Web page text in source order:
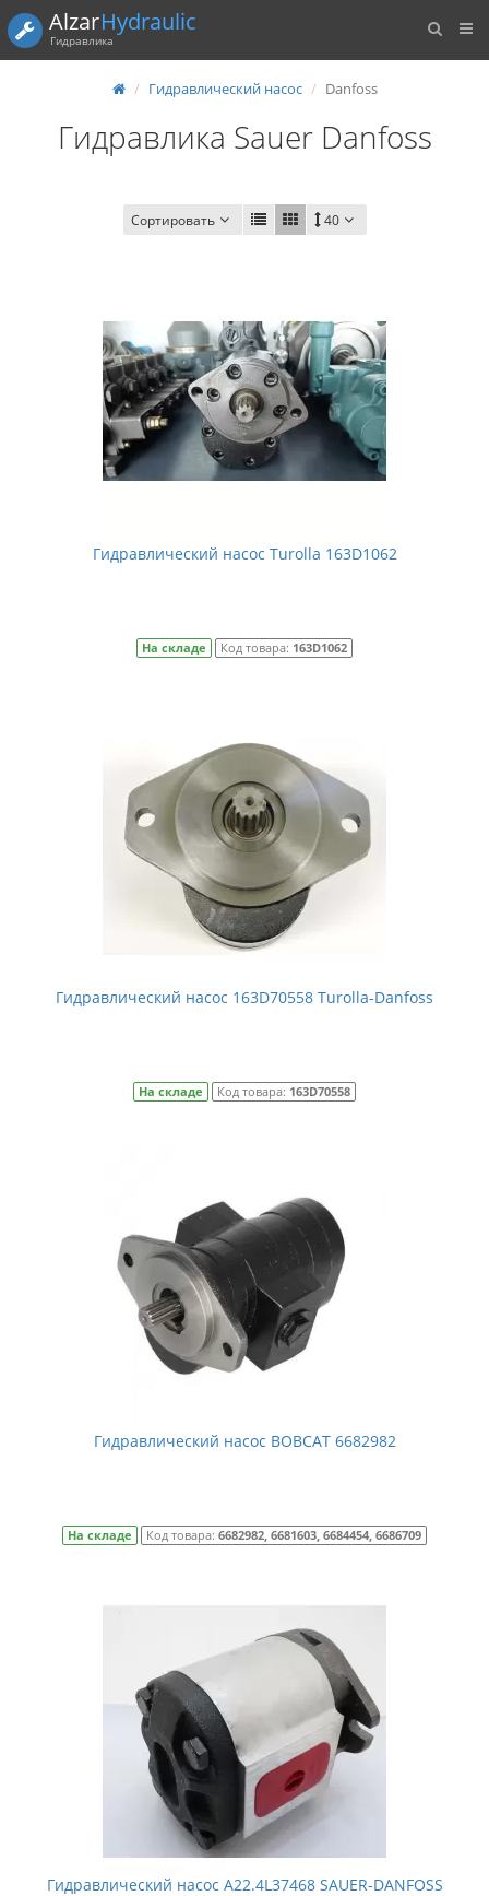
AlzarHydraulic
Гидравлика
Гидравлический насос Danfoss
Гидравлика Sauer Danfoss
Сортировать 40
Гидравлический насос Turolla 163D1062
На складе Код товара: 163D1062
Гидравлический насос 163D70558 Turolla-Danfoss
На складе Код товара: 163D70558
Гидравлический насос BOBCAT 6682982
На складе Код товара: 6682982, 6681603, 6684454, 6686709
Гидравлический насос A22.4L37468 SAUER-DANFOSS